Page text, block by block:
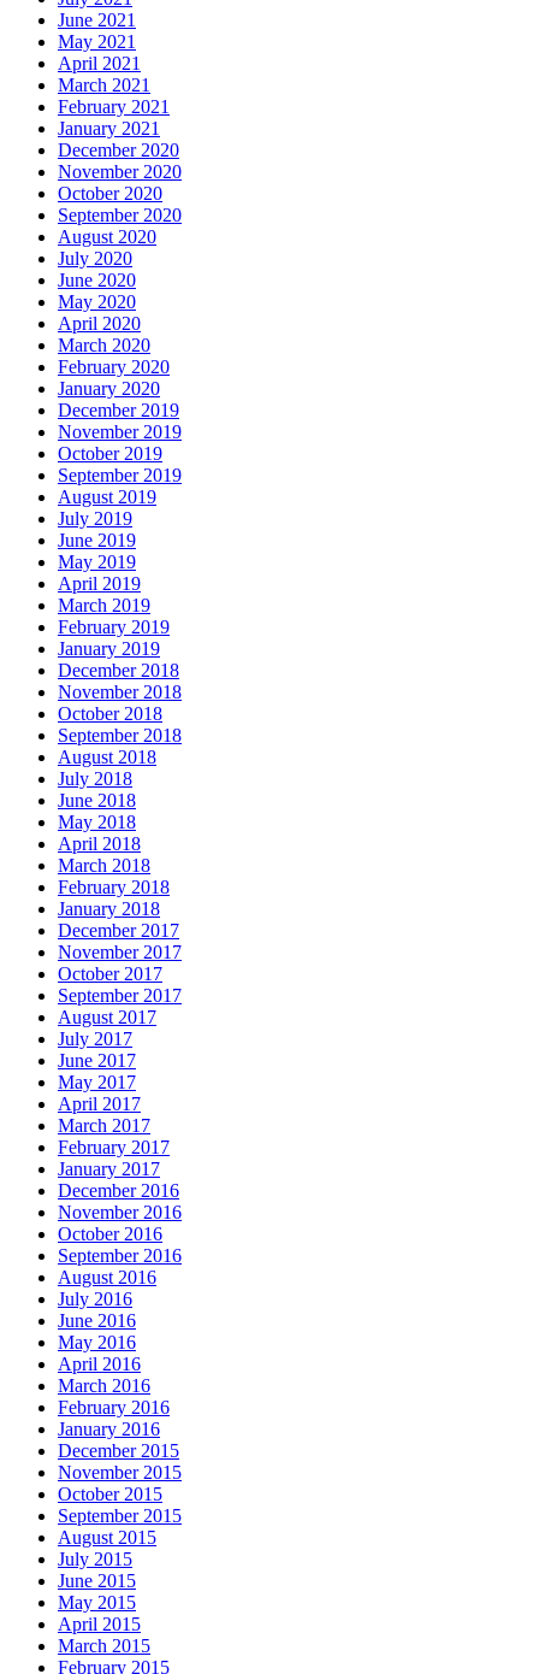
June 2021
May 2021
April 2021
March 2021
February 2021
January 2021
December 2020
November 2020
October 2020
September 2020
August 2020
July 2020
June 2020
May 2020
April 2020
March 2020
February 2020
January 2020
December 2019
November 2019
October 2019
September 2019
August 2019
July 2019
June 2019
May 2019
April 2019
March 2019
February 2019
January 2019
December 2018
November 2018
October 2018
September 2018
August 2018
July 2018
June 2018
May 2018
April 2018
March 2018
February 2018
January 2018
December 2017
November 2017
October 2017
September 2017
August 2017
July 2017
June 2017
May 2017
April 2017
March 2017
February 2017
January 2017
December 2016
November 2016
October 2016
September 2016
August 2016
July 2016
June 2016
May 2016
April 2016
March 2016
February 2016
January 2016
December 2015
November 2015
October 2015
September 2015
August 2015
July 2015
June 2015
May 2015
April 2015
March 2015
February 2015